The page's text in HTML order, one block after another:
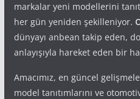
markalar yeni modellerini
her gün yeniden şekilleniyor.
dünyayı anbean takip eden,
anlayışıyla hareket eden bir
Amacımız, en güncel
model tanıtımlarını ve